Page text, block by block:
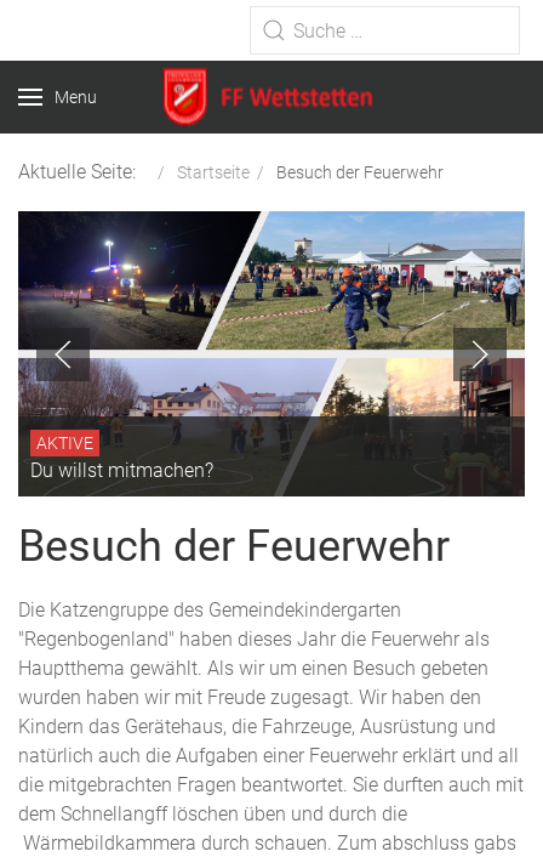
Type 2 or more characters for
results.
Menu
Aktuelle Seite: Startseite Besuch der Feuerwehr
AKTIVE
Du willst mitmachen?
Besuch der Feuerwehr
Die Katzengruppe des Gemeindekindergarten
"Regenbogenland" haben dieses Jahr die Feuerwehr als
Hauptthema gewählt. Als wir um einen Besuch gebeten
wurden haben wir mit Freude zugesagt. Wir haben den
Kindern das Gerätehaus, die Fahrzeuge, Ausrüstung und
natürlich auch die Aufgaben einer Feuerwehr erklärt und all
die mitgebrachten Fragen beantwortet. Sie durften auch mit
dem Schnellangff löschen üben und durch die
Wärmebildkammera durch schauen. Zum abschluss gabs